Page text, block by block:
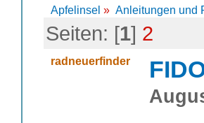
Apfelinsel » Anleitungen und
Seiten: [1] 2
radneuerfinder